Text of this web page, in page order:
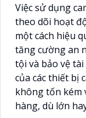
Việc sử dụng
theo dõi hoạt
một cách hiệu
tăng cường an
tội và bảo vệ tài
của các thiết bị
không tốn kém
hàng, dù lớn